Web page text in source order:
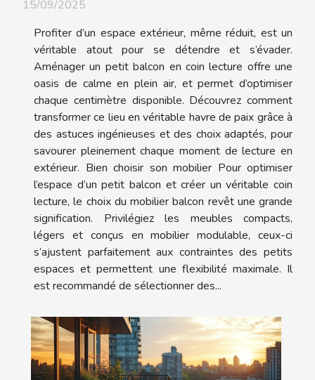
15/09/2025
Profiter d’un espace extérieur, même réduit, est un
véritable atout pour se détendre et s’évader.
Aménager un petit balcon en coin lecture offre une
oasis de calme en plein air, et permet d’optimiser
chaque centimètre disponible. Découvrez comment
transformer ce lieu en véritable havre de paix grâce à
des astuces ingénieuses et des choix adaptés, pour
savourer pleinement chaque moment de lecture en
extérieur. Bien choisir son mobilier Pour optimiser
l’espace d’un petit balcon et créer un véritable coin
lecture, le choix du mobilier balcon revêt une grande
signification. Privilégiez les meubles compacts,
légers et conçus en mobilier modulable, ceux-ci
s’ajustent parfaitement aux contraintes des petits
espaces et permettent une flexibilité maximale. Il
est recommandé de sélectionner des...